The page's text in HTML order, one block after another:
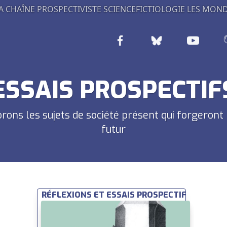
CHAÎNE PROSPECTIVISTE SCIENCEFICTIOLOGIE LES
les sujets de société présent qui
futur
RÉFLEXIONS ET ESSAIS PROSPECTIFS